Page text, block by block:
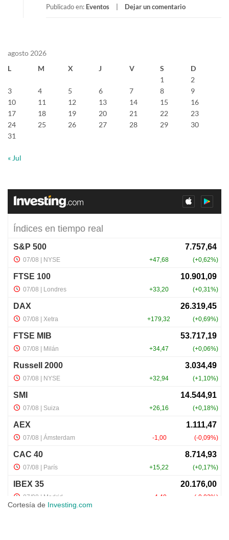
Publicado en: Eventos Dejar un comentario
agosto 2026
L
M X J V S
D
1
2
3
4 5 6 7 8
9
10
11 12 13 14 15
16
17
18 19 20 21 22
23
24
25 26 27 28 29
30
31
« Jul
Cortesía de Investing.com